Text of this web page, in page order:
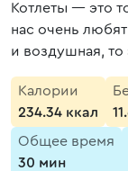
Котлеты — это
нас очень любят
и воздушная, то
Калории
234.34 ккал
Общее время
30 мин